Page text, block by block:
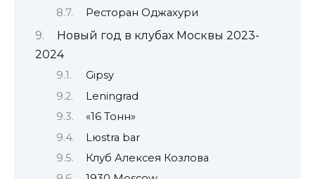
Ресторан Оджахури
Новый год в клубах Москвы 2023-
2024
Gipsy
Leningrad
«16 Тонн»
Lюstra bar
Клуб Алексея Козлова